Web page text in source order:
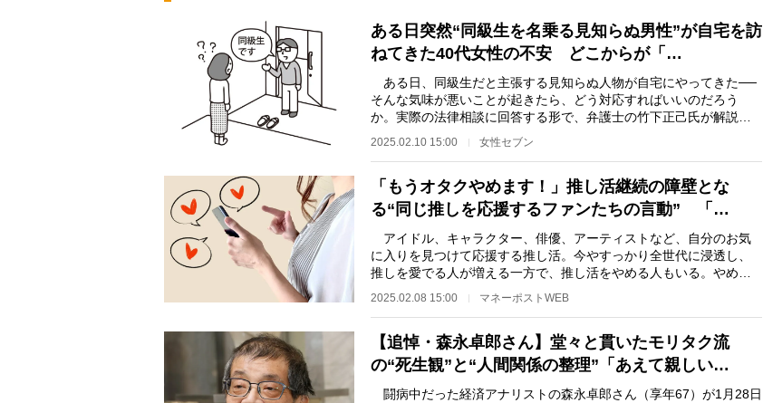
ある日突然“同級生を名乗る見知らぬ男性”が自宅を訪
ねてきた40代女性の不安 どこからが「…
ある日、同級生だと主張する見知らぬ人物が自宅にやってきた──
そんな気味が悪いことが起きたら、どう対応すればいいのだろう
か。実際の法律相談に回答する形で、弁護士の竹下正己氏が解説す
る。【相談】 突然、…
2025.02.10 15:00 女性セブン
「もうオタクやめます！」推し活継続の障壁とな
る“同じ推しを応援するファンたちの言動” 「…
アイドル、キャラクター、俳優、アーティストなど、自分のお気
に入りを見つけて応援する推し活。今やすっかり全世代に浸透し、
推しを愛でる人が増える一方で、推し活をやめる人もいる。やめる
2025.02.08 15:00 マネーポストWEB
【追悼・森永卓郎さん】堂々と貫いたモリタク流
の“死生観”と“人間関係の整理”「あえて親しい…
闘病中だった経済アナリストの森永卓郎さん（享年67）が1月28日